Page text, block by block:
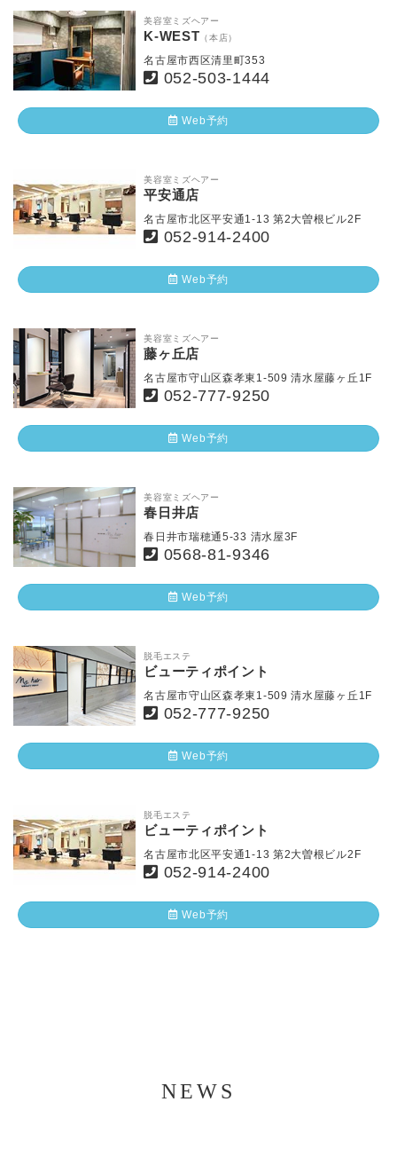
美容室ミズヘアー
K-WEST （本店）
名古屋市西区清里町353
052-503-1444
Web予約
美容室ミズヘアー
平安通店
名古屋市北区平安通1-13 第2大曽根ビル2F
052-914-2400
Web予約
美容室ミズヘアー
藤ヶ丘店
名古屋市守山区森孝東1-509 清水屋藤ヶ丘1F
052-777-9250
Web予約
美容室ミズヘアー
春日井店
春日井市瑞穂通5-33 清水屋3F
0568-81-9346
Web予約
脱毛エステ
ビューティポイント
名古屋市守山区森孝東1-509 清水屋藤ヶ丘1F
052-777-9250
Web予約
脱毛エステ
ビューティポイント
名古屋市北区平安通1-13 第2大曽根ビル2F
052-914-2400
Web予約
NEWS